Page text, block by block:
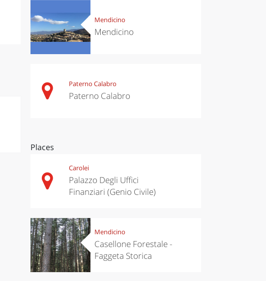
Mendicino
Mendicino
Paterno Calabro
Paterno Calabro
Places
Carolei
Palazzo Degli Uffici
Finanziari (Genio Civile)
Mendicino
Casellone Forestale -
Faggeta Storica